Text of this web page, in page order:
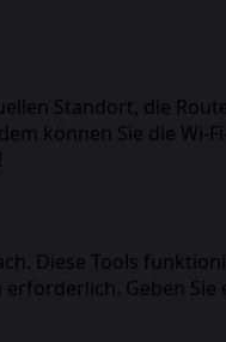
Standort, die
können Sie die Wi-
Diese Tools
Geben